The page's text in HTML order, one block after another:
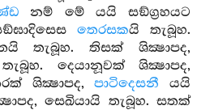
නම් මේ යයි සඞ්ග්‍රහයට
තෙරසකයි තැබූහ.
තැබූහ. තිසක් ශික්‍ෂාපද,
දෙයානූවක් ශික්‍ෂාපද,
ශික්‍ෂාපද,පාටිදෙසනීයයි
සෙඛියායි තැබූහ. සතක්